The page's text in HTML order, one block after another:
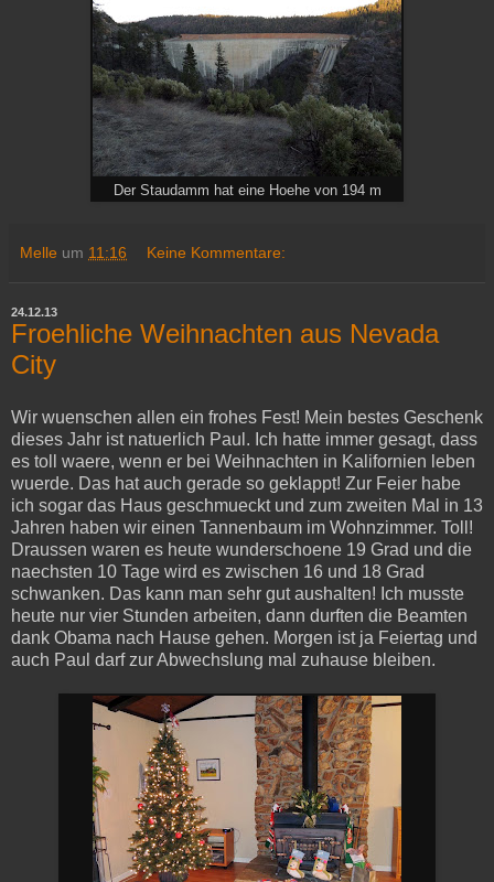
Der Staudamm hat eine Hoehe von 194 m
Melle um 11:16 Keine Kommentare:
24.12.13
Froehliche Weihnachten aus Nevada
City
Wir wuenschen allen ein frohes Fest! Mein bestes Geschenk
dieses Jahr ist natuerlich Paul. Ich hatte immer gesagt, dass
es toll waere, wenn er bei Weihnachten in Kalifornien leben
wuerde. Das hat auch gerade so geklappt! Zur Feier habe
ich sogar das Haus geschmueckt und zum zweiten Mal in 13
Jahren haben wir einen Tannenbaum im Wohnzimmer. Toll!
Draussen waren es heute wunderschoene 19 Grad und die
naechsten 10 Tage wird es zwischen 16 und 18 Grad
schwanken. Das kann man sehr gut aushalten! Ich musste
heute nur vier Stunden arbeiten, dann durften die Beamten
dank Obama nach Hause gehen. Morgen ist ja Feiertag und
auch Paul darf zur Abwechslung mal zuhause bleiben.